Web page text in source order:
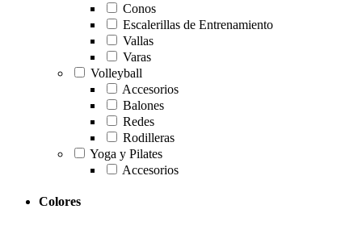
Conos
Escalerillas de Entrenamiento
Vallas
Varas
Volleyball
Accesorios
Balones
Redes
Rodilleras
Yoga y Pilates
Accesorios
Colores